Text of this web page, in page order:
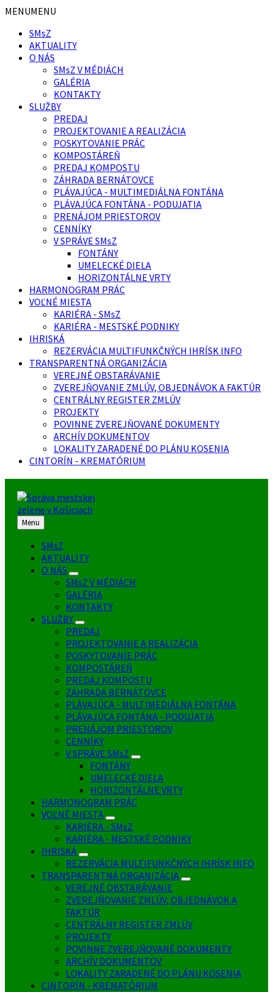
Preskočiť
obsah
Preskočiť
pätičku
MENUMENU
SMsZ
AKTUALITY
O NÁS
SMsZ V MÉDIÁCH
GALÉRIA
KONTAKTY
SLUŽBY
PREDAJ
PROJEKTOVANIE A REALIZÁCIA
POSKYTOVANIE PRÁC
KOMPOSTÁREŇ
PREDAJ KOMPOSTU
ZÁHRADA BERNÁTOVCE
PLÁVAJÚCA - MULTIMEDIÁLNA FONTÁNA
PLÁVAJÚCA FONTÁNA - PODUJATIA
PRENÁJOM PRIESTOROV
CENNÍKY
V SPRÁVE SMsZ
FONTÁNY
UMELECKÉ DIELA
HORIZONTÁLNE VRTY
HARMONOGRAM PRÁC
VOĽNÉ MIESTA
KARIÉRA - SMsZ
KARIÉRA - MESTSKÉ PODNIKY
IHRISKÁ
REZERVÁCIA MULTIFUNKČNÝCH IHRÍSK INFO
TRANSPARENTNÁ ORGANIZÁCIA
VEREJNÉ OBSTARÁVANIE
ZVEREJŇOVANIE ZMLÚV, OBJEDNÁVOK A FAKTÚR
CENTRÁLNY REGISTER ZMLÚV
PROJEKTY
POVINNE ZVEREJŇOVANÉ DOKUMENTY
ARCHÍV DOKUMENTOV
LOKALITY ZARADENÉ DO PLÁNU KOSENIA
CINTORÍN - KREMATÓRIUM
Menu
SMsZ
AKTUALITY
O NÁS
SMsZ V MÉDIÁCH
GALÉRIA
KONTAKTY
SLUŽBY
PREDAJ
PROJEKTOVANIE A REALIZÁCIA
POSKYTOVANIE PRÁC
KOMPOSTÁREŇ
PREDAJ KOMPOSTU
ZÁHRADA BERNÁTOVCE
PLÁVAJÚCA - MULTIMEDIÁLNA FONTÁNA
PLÁVAJÚCA FONTÁNA - PODUJATIA
PRENÁJOM PRIESTOROV
CENNÍKY
V SPRÁVE SMsZ
FONTÁNY
UMELECKÉ DIELA
HORIZONTÁLNE VRTY
HARMONOGRAM PRÁC
VOĽNÉ MIESTA
KARIÉRA - SMsZ
KARIÉRA - MESTSKÉ PODNIKY
IHRISKÁ
REZERVÁCIA MULTIFUNKČNÝCH IHRÍSK INFO
TRANSPARENTNÁ ORGANIZÁCIA
VEREJNÉ OBSTARÁVANIE
ZVEREJŇOVANIE ZMLÚV, OBJEDNÁVOK A
FAKTÚR
CENTRÁLNY REGISTER ZMLÚV
PROJEKTY
POVINNE ZVEREJŇOVANÉ DOKUMENTY
ARCHÍV DOKUMENTOV
LOKALITY ZARADENÉ DO PLÁNU KOSENIA
CINTORÍN - KREMATÓRIUM